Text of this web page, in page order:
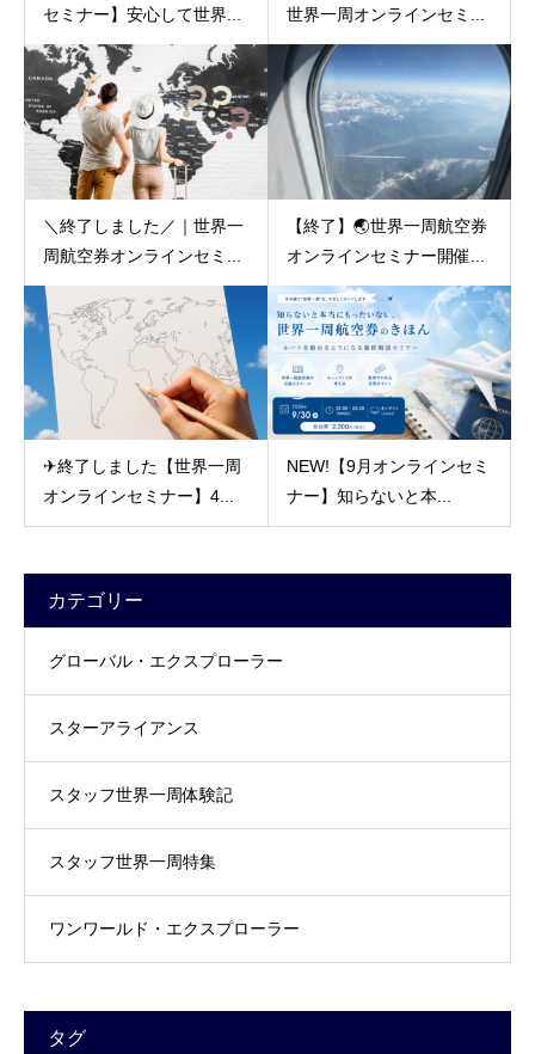
セミナー】安心して世界...
世界一周オンラインセミ...
＼終了しました／｜世界一
周航空券オンラインセミ...
【終了】🌏世界一周航空券
オンラインセミナー開催...
✈終了しました【世界一周
オンラインセミナー】4...
NEW!【9月オンラインセミ
ナー】知らないと本...
カテゴリー
グローバル・エクスプローラー
スターアライアンス
スタッフ世界一周体験記
スタッフ世界一周特集
ワンワールド・エクスプローラー
タグ